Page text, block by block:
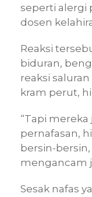
seperti alergi
dosen
Reaksi
biduran,
reaksi
kram perut,
“Tapi
pernafasan,
bersin-
mengancam
Sesak nafas